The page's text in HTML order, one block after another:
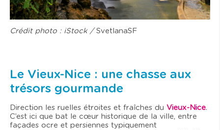
Crédit photo : iStock / SvetlanaSF
Le Vieux-Nice : une chasse aux
trésors gourmande
Direction les ruelles étroites et fraîches du Vieux-Nice.
C’est ici que bat le cœur historique de la ville, entre
façades ocre et persiennes typiquement